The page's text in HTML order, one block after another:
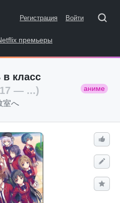
Регистрация Войти
премьеры
класс
— ...) аниме
室へ